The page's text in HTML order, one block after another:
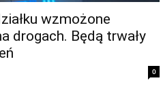
wzmożone
drogach. Będą trwały
0